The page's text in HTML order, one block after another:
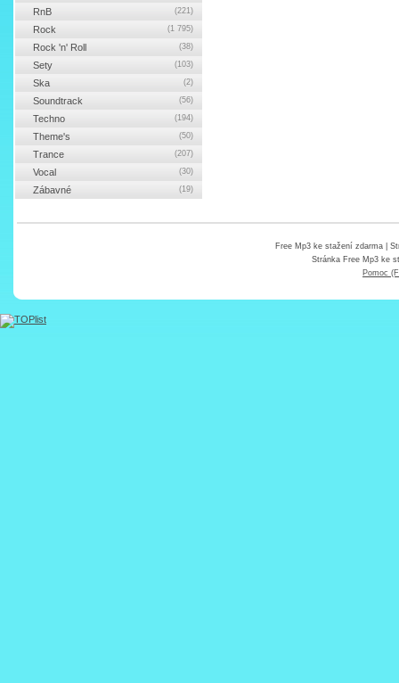
RnB (221)
Rock (1 795)
Rock 'n' Roll (38)
Sety (103)
Ska (2)
Soundtrack (56)
Techno (194)
Theme's (50)
Trance (207)
Vocal (30)
Zábavné (19)
Free Mp3 ke stažení zdarma|
Stránka Free Mp3 ke
Pomoc